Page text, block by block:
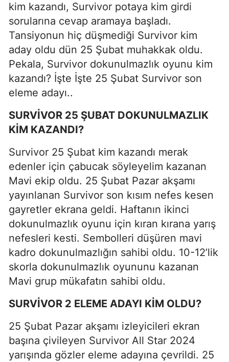
kim kazandı, Survivor potaya kim girdi
sorularına cevap aramaya başladı.
Tansiyonun hiç düşmediği Survivor kim
aday oldu dün 25 Şubat muhakkak oldu.
Pekala, Survivor dokunulmazlık oyunu kim
kazandı? İşte İşte 25 Şubat Survivor son
eleme adayı..
SURVİVOR 25 ŞUBAT DOKUNULMAZLIK
KİM KAZANDI?
Survivor 25 Şubat kim kazandı merak
edenler için çabucak söyleyelim kazanan
Mavi ekip oldu. 25 Şubat Pazar akşamı
yayınlanan Survivor son kısım nefes kesen
gayretler ekrana geldi. Haftanın ikinci
dokunulmazlık oyunu için kıran kırana yarış
nefesleri kesti. Sembolleri düşüren mavi
kadro dokunulmazlığın sahibi oldu. 10-12’lik
skorla dokunulmazlık oyununu kazanan
Mavi grup mükafatın sahibi oldu.
SURVİVOR 2 ELEME ADAYI KİM OLDU?
25 Şubat Pazar akşamı izleyicileri ekran
başına çivileyen Survivor All Star 2024
yarışında gözler eleme adayına çevrildi. 25